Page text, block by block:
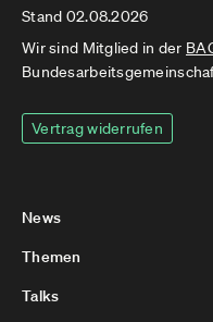
Stand 02.08.2026
Wir sind Mitglied in der
Vertrag widerrufen
News
Themen
Talks